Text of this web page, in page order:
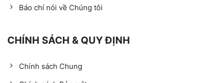
Báo chí nói về Chúng tôi
CHÍNH SÁCH & QUY ĐỊNH
Chính sách Chung